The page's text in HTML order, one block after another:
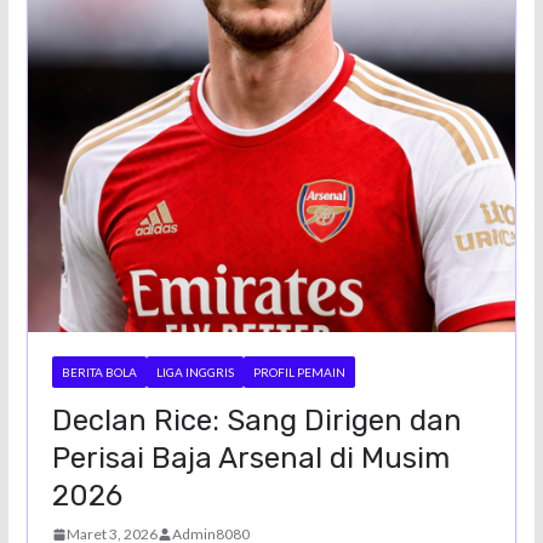
BERITA BOLA LIGA INGGRIS PROFIL PEMAIN
Declan Rice: Sang Dirigen dan
Perisai Baja Arsenal di Musim
2026
Maret 3, 2026 Admin8080